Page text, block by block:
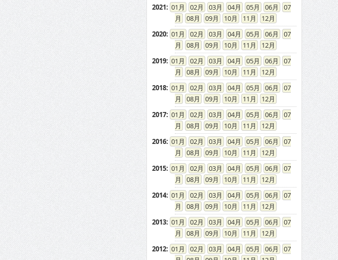
2021: 01 02 03 04 05 06
07
08
09 10 11
12
2020: 01 02 03 04 05 06
07
08
09 10 11
12
2019: 01 02 03 04 05 06
07
08
09 10 11
12
2018: 01 02 03 04 05 06
07
08
09 10 11
12
2017: 01 02 03 04 05 06
07
08
09 10 11
12
2016: 01 02 03 04 05 06
07
08
09 10 11
12
2015: 01 02 03 04 05 06
07
08
09 10 11
12
2014: 01 02 03 04 05 06
07
08
09 10 11
12
2013: 01 02 03 04 05 06
07
08
09 10 11
12
2012: 01 02 03 04 05 06
07